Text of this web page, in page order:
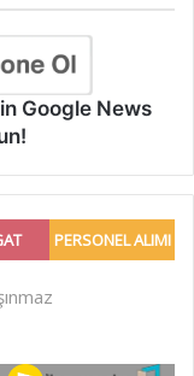
Google News